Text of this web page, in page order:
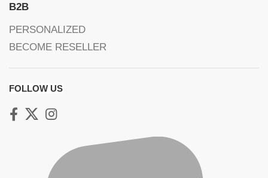
B2B
PERSONALIZED
BECOME RESELLER
FOLLOW US